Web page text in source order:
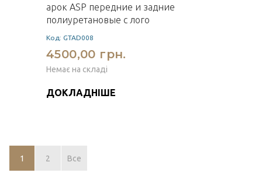
арок ASP передние и задние
полиуретановые с лого
Код: GTAD008
4500,00 грн.
Немає на складі
ДОКЛАДНІШЕ
1 2 Все